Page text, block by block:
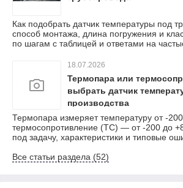
Как подобрать датчик температуры под
способ монтажа, длина погружения и
по шагам с таблицей и ответами на
18.07.2026
Термопара или
выбрать датчик
производства
Термопара измеряет температуру от -
термосопротивление (ТС) — от -200 до
под задачу, характеристики и типовые
Все статьи раздела (52)